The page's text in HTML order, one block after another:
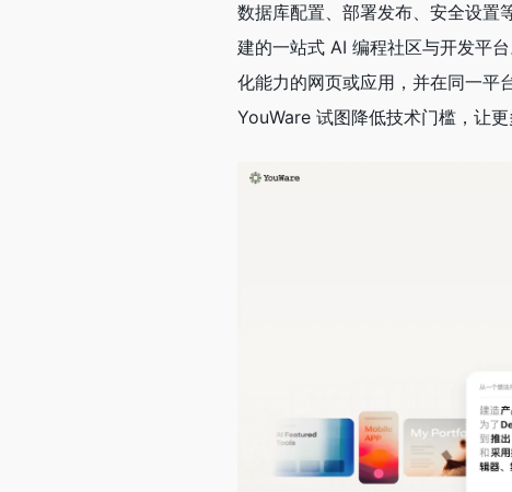
数据库配置、部署发布、安全设置
建的一站式 AI 编程社区与开发平
化能力的网页或应用，并在同一平
YouWare 试图降低技术门槛，让